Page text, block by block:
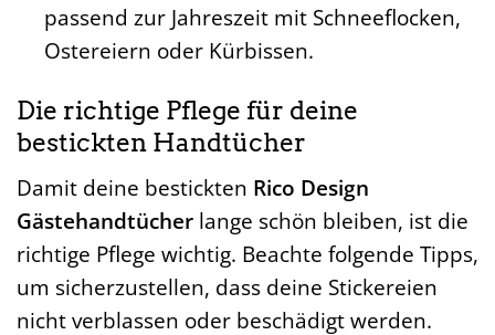
passend zur Jahreszeit mit Schneeflocken,
Ostereiern oder Kürbissen.
Die richtige Pflege für deine
bestickten Handtücher
Damit deine bestickten Rico Design
Gästehandtücher lange schön bleiben, ist die
richtige Pflege wichtig. Beachte folgende Tipps,
um sicherzustellen, dass deine Stickereien
nicht verblassen oder beschädigt werden.